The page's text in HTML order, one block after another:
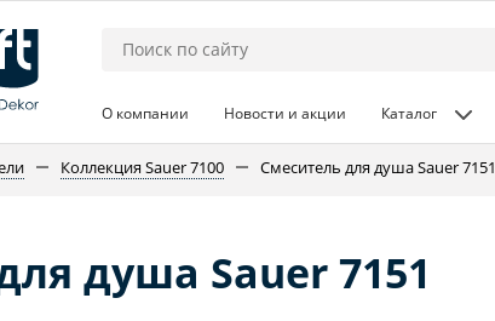
О компании Новости и акции Каталог
Коллекция Sauer 7100 Смеситель для душа Sauer 7151
душа Sauer 7151